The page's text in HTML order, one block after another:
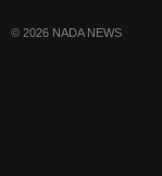
© 2026 NADA NEWS